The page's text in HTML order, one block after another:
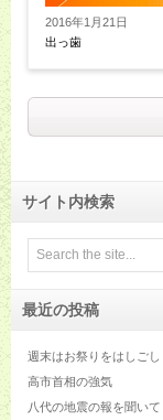
2016年1月21日
出っ歯
サイト内検索
最近の投稿
週末はお祭りをはしごし
高市首相の強気
八代の地震の報を聞いて